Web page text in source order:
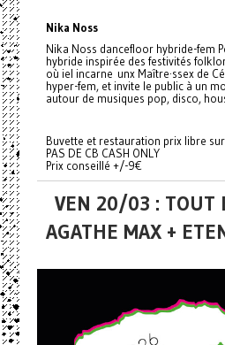
Nika Noss
Nika Noss dancefloor hybride-fem
hybride inspirée des festivités
où iel incarne unx Maître·ssex de
hyper-fem, et invite le public à un
autour de musiques pop, disco,
Buvette et restauration prix libre
PAS DE CB CASH ONLY
Prix conseillé +/-9€
VEN 20/03 : TOUT
AGATHE MAX +